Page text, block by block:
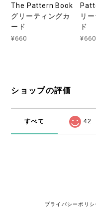
The Pattern Book
グリーティングカ
ード
¥660
リ
ド
¥660
ショップの評価
すべて 42
プライバシーポリシ